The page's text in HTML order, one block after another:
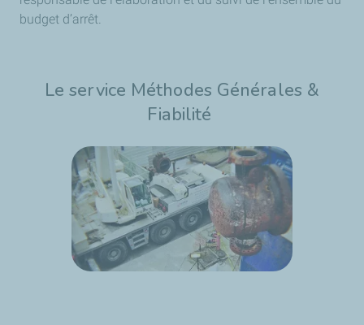
budget d’arrêt.
Le service Méthodes Générales &
Fiabilité